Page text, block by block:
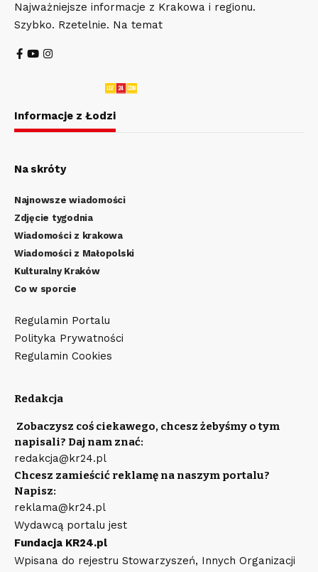
Najważniejsze informacje z Krakowa i regionu.
Szybko. Rzetelnie. Na temat
Informacje z Łodzi
Na skróty
Najnowsze wiadomości
Zdjęcie tygodnia
Wiadomości z krakowa
Wiadomości z Małopolski
Kulturalny Kraków
Co w sporcie
Regulamin Portalu
Polityka Prywatności
Regulamin Cookies
Redakcja
Zobaczysz coś ciekawego, chcesz żebyśmy o tym
napisali? Daj nam znać:
redakcja@kr24.pl
Chcesz zamieścić reklamę na naszym portalu?
Napisz:
reklama@kr24.pl
Wydawcą portalu jest
Fundacja KR24.pl
Wpisana do rejestru Stowarzyszeń, Innych Organizacji